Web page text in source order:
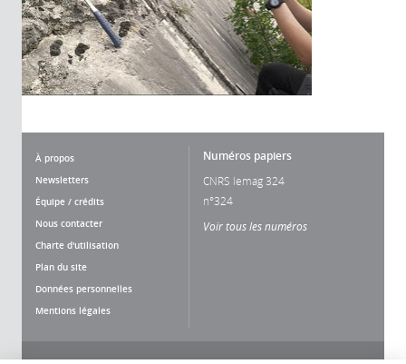
À propos
Newsletters
Équipe / crédits
Nous contacter
Charte d'utilisation
Plan du site
Données personnelles
Mentions légales
Numéros papiers
CNRS lemag 324
n°324
Voir tous les numéros